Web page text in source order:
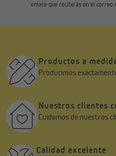
enlace que recibirás en el
Productos a
Producimos
Nuestros clientes
Cuidamos de nuestros
Calidad excelente